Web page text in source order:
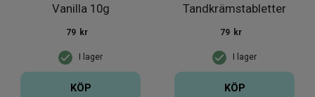
Vanilla 10g
I lager
79 kr
KÖP
Tandkrämstabletter
Mighty Mint 62 st
I lager
79 kr
KÖP